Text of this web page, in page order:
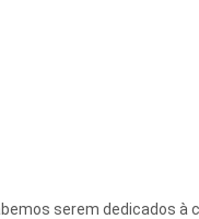
serem dedicados à